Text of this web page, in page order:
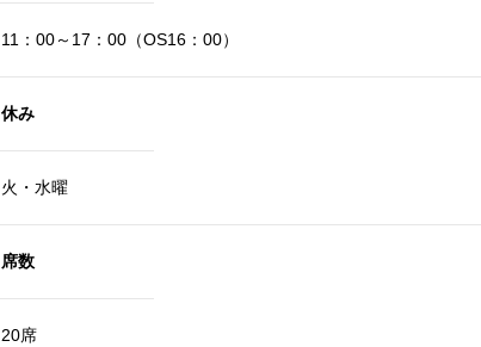
11：00～17：00（OS16：00）
休み
火・水曜
席数
20席